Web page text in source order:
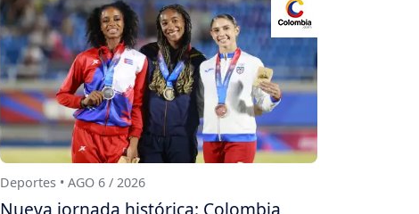
Deportes • AGO 6 / 2026
Nueva jornada histórica: Colombia